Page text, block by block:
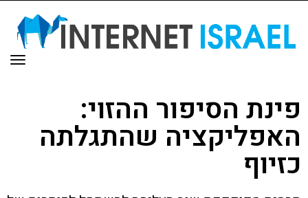
פינת הסיפור ההזוי:
האפליקציה שהתגלתה
כזיוף